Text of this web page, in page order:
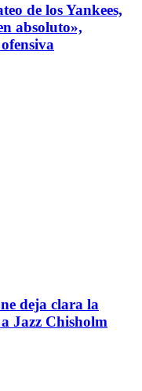
de los Yankees,
absoluto»,
deja clara la
Jazz Chisholm